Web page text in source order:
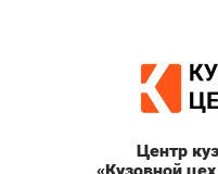
Центр